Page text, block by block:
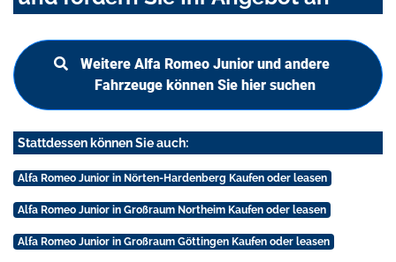
Weitere Alfa Romeo Junior und andere
Fahrzeuge können Sie hier suchen
Stattdessen können Sie auch:
Alfa Romeo Junior in Nörten-Hardenberg Kaufen oder leasen
Alfa Romeo Junior in Großraum Northeim Kaufen oder leasen
Alfa Romeo Junior in Großraum Göttingen Kaufen oder leasen